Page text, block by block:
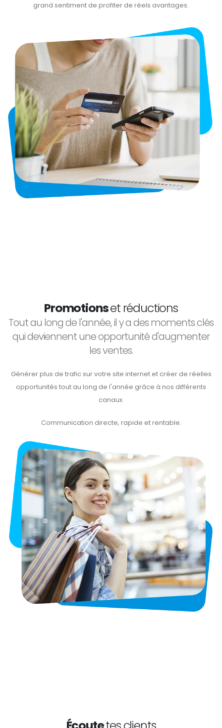
grand sentiment de profiter de réels avantages.
Promotionset réductions
Tout au long de l'année, il y a des moments clés
qui deviennent une opportunité d'augmenter
les ventes.
Générer plus de trafic sur votre site internet et créer de réelles
opportunités tout au long de l'année grâce à nos différents
canaux.
Communication directe, rapide et rentable.